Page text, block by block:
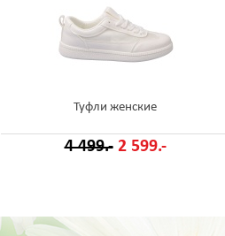
Туфли женские
4 499.- 2 599.-